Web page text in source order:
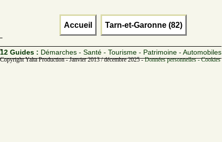
Accueil Tarn-et-Garonne (82)
12 Guides : Démarches - Santé - Tourisme - Patrimoine - Automobiles
Copyright Yalta Production - Janvier 2013 / décembre 2025 -Données personnelles -